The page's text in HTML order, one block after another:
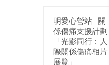
明愛心營站– 關
係傷痛支援計劃
「光影同行：人
際關係傷痛相片
展覽」